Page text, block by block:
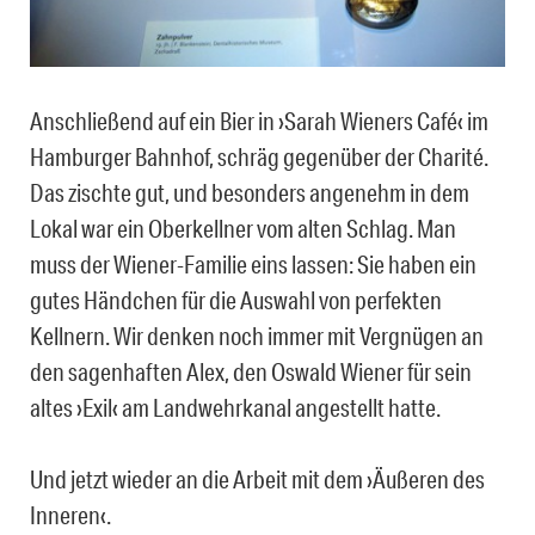
Anschließend auf ein Bier in ›Sarah Wieners Café‹ im
Hamburger Bahnhof, schräg gegenüber der Charité.
Das zischte gut, und besonders angenehm in dem
Lokal war ein Oberkellner vom alten Schlag. Man
muss der Wiener-Familie eins lassen: Sie haben ein
gutes Händchen für die Auswahl von perfekten
Kellnern. Wir denken noch immer mit Vergnügen an
den sagenhaften Alex, den Oswald Wiener für sein
altes ›Exil‹ am Landwehrkanal angestellt hatte.
Und jetzt wieder an die Arbeit mit dem ›Äußeren des
Inneren‹.